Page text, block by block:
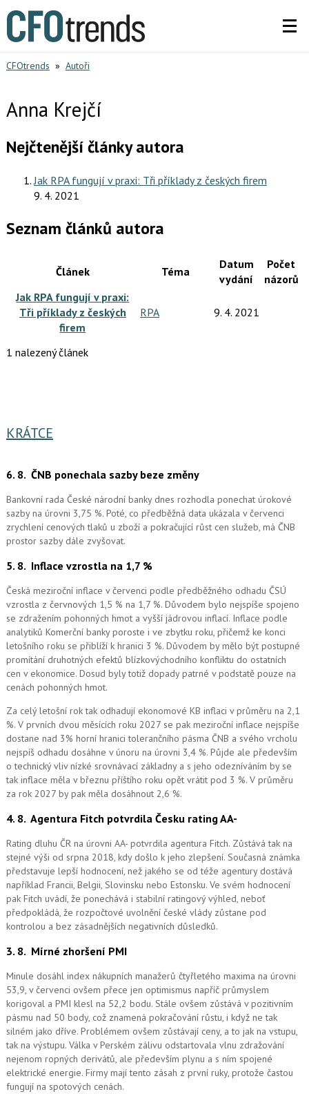
CFOtrends » Autoři
Anna Krejčí
Nejčtenější články autora
Jak RPA fungují v praxi: Tři příklady z českých firem
9. 4. 2021
Seznam článků autora
Článek Téma
Datum
vydání
Počet
názorů
Jak RPA fungují v praxi:
Tři příklady z českých
firem
RPA 9. 4. 2021
1 nalezený článek
KRÁTCE
6. 8. ČNB ponechala sazby beze změny
Bankovní rada České národní banky dnes rozhodla ponechat úrokové
sazby na úrovni 3,75 %. Poté, co předběžná data ukázala v červenci
zrychlení cenových tlaků u zboží a pokračující růst cen služeb, má ČNB
prostor sazby dále zvyšovat.
5. 8. Inflace vzrostla na 1,7 %
Česká meziroční inflace v červenci podle předběžného odhadu ČSÚ
vzrostla z červnových 1,5 % na 1,7 %. Důvodem bylo nejspíše spojeno
se zdražením pohonných hmot a vyšší jádrovou inflací. Inflace podle
analytiků Komerční banky poroste i ve zbytku roku, přičemž ke konci
letošního roku se přiblíží k hranici 3 %. Důvodem by mělo být postupné
promítání druhotných efektů blízkovýchodního konfliktu do ostatních
cen v ekonomice. Dosud byly totiž dopady patrné v podstatě pouze na
cenách pohonných hmot.
Za celý letošní rok tak odhadují ekonomové KB inflaci v průměru na 2,1
%. V prvních dvou měsících roku 2027 se pak meziroční inflace nejspíše
dostane nad 3% horní hranici tolerančního pásma ČNB a svého vrcholu
nejspíš odhadu dosáhne v únoru na úrovni 3,4 %. Půjde ale především
o technický vliv nízké srovnávací základny a s jeho odezníváním by se
tak inflace měla v březnu příštího roku opět vrátit pod 3 %. V průměru
za rok 2027 by pak měla dosáhnout 2,6 %.
4. 8. Agentura Fitch potvrdila Česku rating AA-
Rating dluhu ČR na úrovni AA- potvrdila agentura Fitch. Zůstává tak na
stejné výši od srpna 2018, kdy došlo k jeho zlepšení. Současná známka
představuje lepší hodnocení, než jakého se od téže agentury dostává
například Francii, Belgii, Slovinsku nebo Estonsku. Ve svém hodnocení
pak Fitch uvádí, že ponechává i stabilní ratingový výhled, neboť
předpokládá, že rozpočtové uvolnění české vlády zůstane pod
kontrolou a bez zásadnějších negativních důsledků.
3. 8. Mírné zhoršení PMI
Minule dosáhl index nákupních manažerů čtyřletého maxima na úrovni
53,9, v červenci ovšem přece jen optimismus napříč průmyslem
korigoval a PMI klesl na 52,2 bodu. Stále ovšem zůstává v pozitivním
pásmu nad 50 body, což znamená pokračování růstu, i když ne tak
silném jako dříve. Problémem ovšem zůstávají ceny, a to jak na vstupu,
tak na výstupu. Válka v Perském zálivu odstartovala vlnu zdražování
nejenom ropných derivátů, ale především plynu a s ním spojené
elektrické energie. Firmy mají tento zásah z první ruky, protože častou
fungují na spotových cenách.